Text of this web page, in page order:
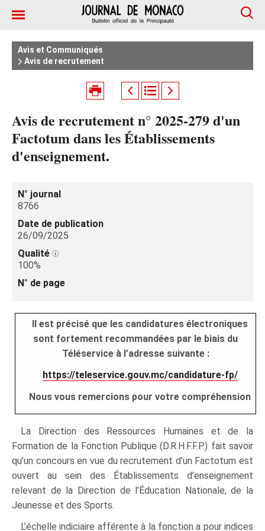
Avis et Communiqués
Avis de recrutement
Avis de recrutement n° 2025-279 d'un
Factotum dans les Établissements
d'enseignement.
N° journal
8766
Date de publication
26/09/2025
Qualité
100%
N° de page
Il est précisé que les candidatures électroniques
sont fortement recommandées par le biais du
Téléservice à l’adresse suivante :
https://teleservice.gouv.mc/candidature-fp/
Nous vous remercions pour votre compréhension
La Direction des Ressources Humaines et de la
Formation de la Fonction Publique (D.R.H.F.F.P.) fait savoir
qu’un concours en vue du recrutement d’un Factotum est
ouvert au sein des Établissements d’enseignement
relevant de la Direction de l’Éducation Nationale, de la
Jeunesse et des Sports.
L’échelle indiciaire afférente à la fonction a pour indices